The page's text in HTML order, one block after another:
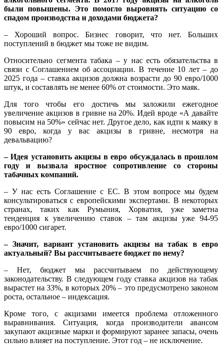
были повышены. Это помогло выровнять ситуацию со
спадом производства и доходами бюджета?
– Хороший вопрос. Бизнес говорит, что нет. Больших
поступлений в бюджет мы тоже не видим.
Относительно сегмента табака – у нас есть обязательства в
связи с Соглашением об ассоциации. В течение 10 лет – до
2025 года – ставка акцизов должна возрасти до 90 евро/1000
штук, и составлять не менее 60% от стоимости. Это маяк.
Для того чтобы его достичь мы заложили ежегодное
увеличение акцизов в гривне на 20%. Идей вроде «А давайте
повысим на 50%» сейчас нет. Другое дело, как идти к маяку в
90 евро, когда у вас акцизы в гривне, несмотря на
девальвацию?
– Идея установить акцизы в евро обсуждалась в прошлом
году и вызвала яростное сопротивление со стороны
табачных компаний.
– У нас есть Соглашение с ЕС. В этом вопросе мы будем
консультироваться с европейскими экспертами. В некоторых
странах, таких как Румыния, Хорватия, уже заметна
тенденция к увеличению ставок – там акцизы уже 94-95
евро/1000 сигарет.
– Значит, вариант установить акцизы на табак в евро
актуальный? Вы рассчитываете бюджет по нему?
– Нет, бюджет мы рассчитываем по действующему
законодательству. В следующем году ставка акцизов на табак
вырастет на 33%, в которых 20% – это предусмотрено законом
роста, остальное – индексация.
Кроме того, с акцизами имеется проблема отложенного
выравнивания. Ситуация, когда производители авансом
закупают акцизные марки и формируют заранее запасы, очень
сильно влияет на поступление. Этот год – не исключение.